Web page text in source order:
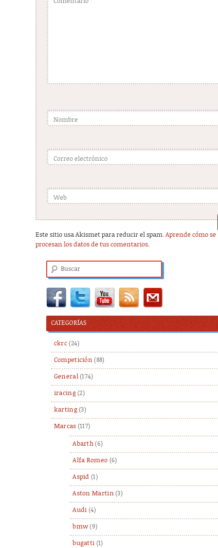
Nombre
Correo electrónico
Web
Este sitio usa Akismet para reducir el spam.Aprende cómo se
procesan los datos de tus comentarios.
Buscar
CATEGORÍAS
ckrc(24)
Competición (88)
General(174)
iracing(2)
karting(3)
Marcas (117)
Abarth (6)
Alfa Romeo (6)
Aspid (1)
Aston Martin (3)
Audi (4)
bmw (9)
bugatti (1)